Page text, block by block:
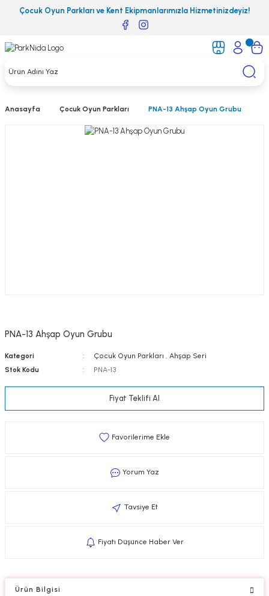
Çocuk Oyun Parkları ve Kent Ekipmanlarımızla Hizmetinizdeyiz!
Anasayfa Çocuk Oyun Parkları PNA-13 Ahşap Oyun Grubu
PNA-13 Ahşap Oyun Grubu
Kategori Çocuk Oyun Parkları
Ahşap Seri
Stok Kodu
PNA-13
Fiyat Teklifi Al
Yorum Yaz
Tavsiye Et
Fiyatı Düşünce Haber Ver
Ürün Bilgisi